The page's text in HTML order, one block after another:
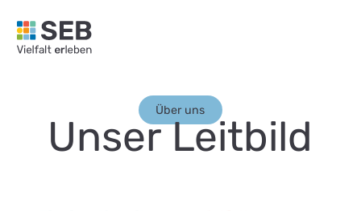
SEB Leipzig, Vielfalt erleben - zur Startseite
Über uns
Unser Leitbild